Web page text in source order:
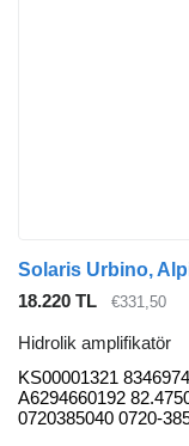
18.220 TL €331,50
Hidrolik amplifikatör
KS00001321
A6294660192
0720385040 0720-